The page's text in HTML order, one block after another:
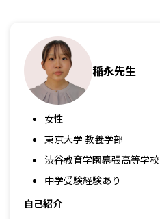
稲永先生
女性
東京大学 教養学部
渋谷教育学園幕張高等学校
中学受験経験あり
自己紹介